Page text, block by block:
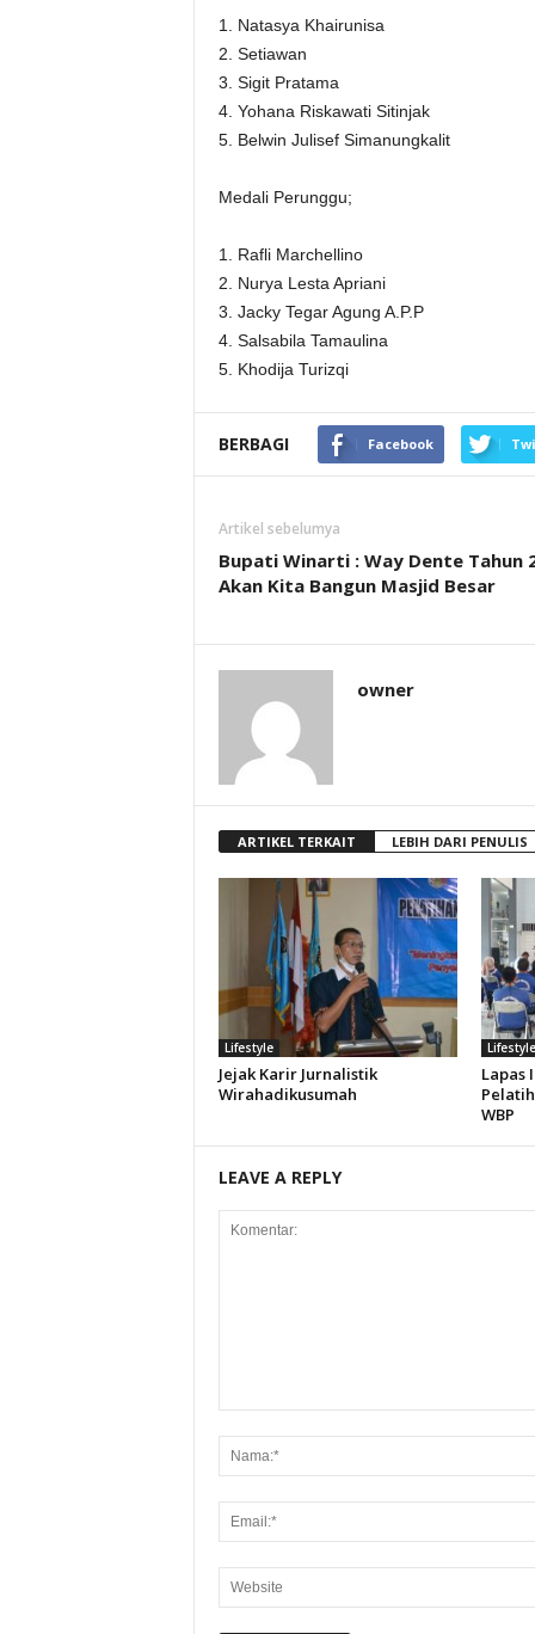
1. Natasya Khairunisa
2. Setiawan
3. Sigit Pratama
4. Yohana Riskawati Sitinjak
5. Belwin Julisef Simanungkalit
Medali Perunggu;
1. Rafli Marchellino
2. Nurya Lesta Apriani
3. Jacky Tegar Agung A.P.P
4. Salsabila Tamaulina
5. Khodija Turizqi
BERBAGI Facebook
Artikel sebelumya
Bupati Winarti : Way Dente Tahun
Akan Kita Bangun Masjid Besar
owner
ARTIKEL TERKAIT LEBIH DARI PENULIS
Lifestyle
Jejak Karir Jurnalistik
Wirahadikusumah
Lifestyle
Lapas
WBP
LEAVE A REPLY